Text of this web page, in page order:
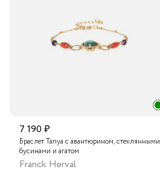
7 190 ₽
Браслет Tanya с авантюрином, стеклянными
бусинами и агатом
Franck Herval